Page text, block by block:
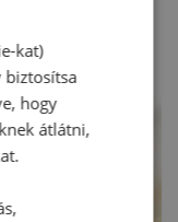
kat)
biztosítsa
hogy
átlátni,